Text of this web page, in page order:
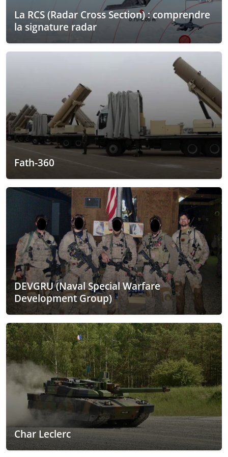
La RCS (Radar Cross Section) : comprendre
la signature radar
Fath-360
DEVGRU (Naval Special Warfare
Development Group)
Char Leclerc